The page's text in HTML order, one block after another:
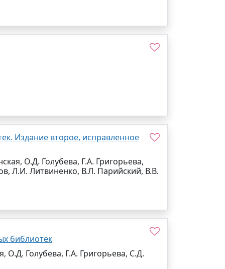
Издание второе, исправленное
О.Д. Голубева, Г.А. Григорьева,
Л.И. Литвиненко, В.Л. Парийский, В.В.
библиотек
Голубева, Г.А. Григорьева, С.Д.